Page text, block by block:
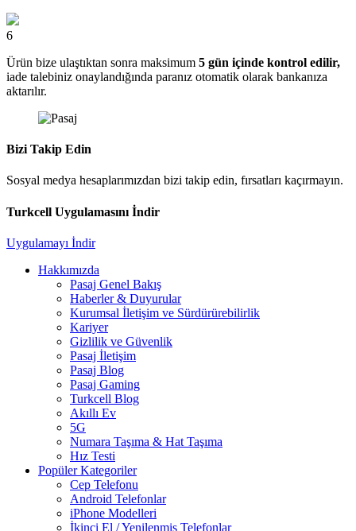
6
Ürün bize ulaştıktan sonra maksimum 5 gün içinde kontrol edilir,
iade talebiniz onaylandığında paranız otomatik olarak bankanıza
aktarılır.
Bizi Takip Edin
Sosyal medya hesaplarımızdan bizi takip edin, fırsatları kaçırmayın.
Turkcell Uygulamasını İndir
Uygulamayı İndir
Hakkımızda
Pasaj Genel Bakış
Haberler & Duyurular
Kurumsal İletişim ve Sürdürürebilirlik
Kariyer
Gizlilik ve Güvenlik
Pasaj İletişim
Pasaj Blog
Pasaj Gaming
Turkcell Blog
Akıllı Ev
5G
Numara Taşıma & Hat Taşıma
Hız Testi
Popüler Kategoriler
Cep Telefonu
Android Telefonlar
iPhone Modelleri
İkinci El / Yenilenmiş Telefonlar